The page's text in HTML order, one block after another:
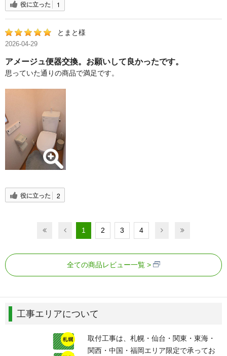
役に立った 1
とまと様
2026-04-29
アメージュ便器交換。お願いして良かったです。
思っていた通りの商品で満足です。
役に立った 2
1 2 3 4
全ての商品レビュー一覧
工事エリアについて
取付工事は、札幌・仙台・関東・東海・
関西・中国・福岡エリア限定で承ってお